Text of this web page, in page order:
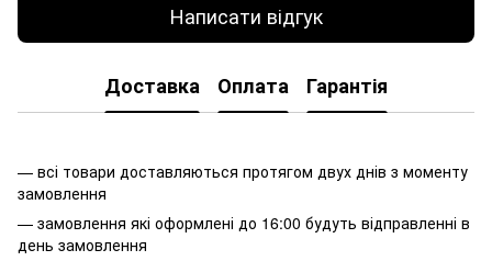
Написати відгук
Доставка Оплата Гарантія
— всі товари доставляються протягом двух днів з моменту
замовлення
— замовлення які оформлені до 16:00 будуть відправленні в
день замовлення